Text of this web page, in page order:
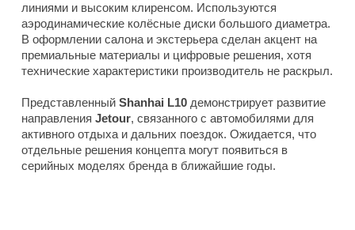
линиями и высоким клиренсом. Используются
аэродинамические колёсные диски большого диаметра.
В оформлении салона и экстерьера сделан акцент на
премиальные материалы и цифровые решения, хотя
технические характеристики производитель не раскрыл.
Представленный Shanhai L10 демонстрирует развитие
направления Jetour, связанного с автомобилями для
активного отдыха и дальних поездок. Ожидается, что
отдельные решения концепта могут появиться в
серийных моделях бренда в ближайшие годы.